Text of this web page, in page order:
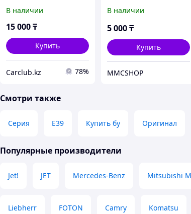
В наличии
15 000₸
Купить
Carclub.kz 78%
17111436245 17 11 1
436 245
В наличии
5 000₸
Купить
MMCSHOP
Смотри также
Серия E39 Купить бу Оригинал
Популярные производители
Jet! JET Mercedes-Benz Mitsubishi
Liebherr FOTON Camry Komatsu